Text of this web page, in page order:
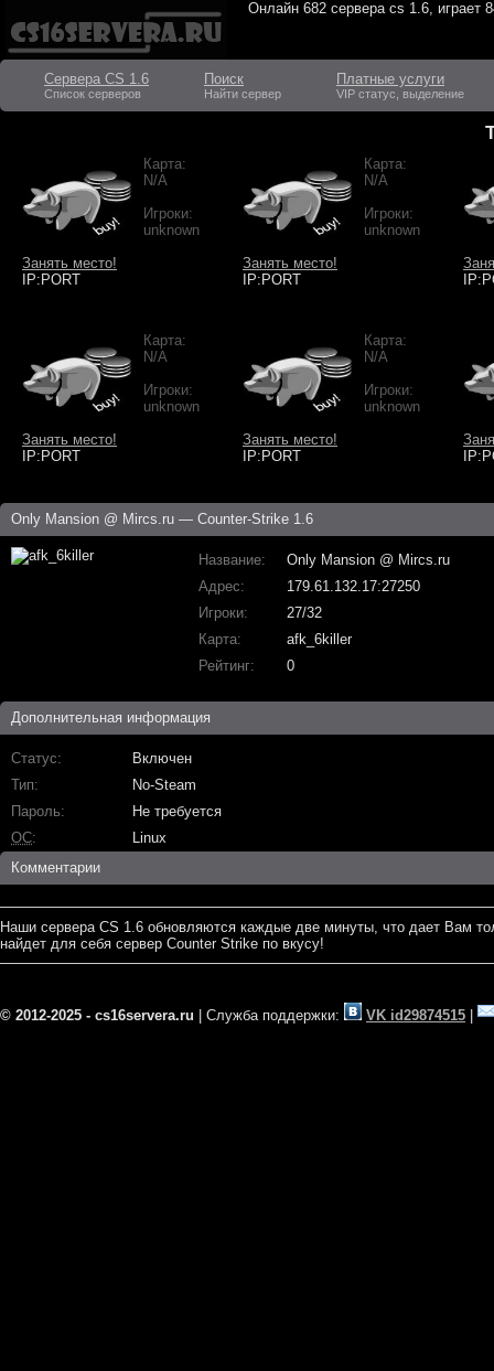
Онлайн 682 сервера cs 1.6, играет
Сервера CS 1.6
Список серверов
Поиск
Найти сервер
Платные услуги
VIP статус, выделение
Карта:
N/A
Игроки:
unknown
Занять место!
IP:PORT
Карта:
N/A
Игроки:
unknown
Занять место!
IP:PORT
Карта:
N/A
Игроки:
unknown
Занять место!
IP:PORT
Карта:
N/A
Игроки:
unknown
Занять место!
IP:PORT
Only Mansion @ Mircs.ru — Counter-Strike 1.6
Название
Only Mansion @ Mircs.ru
Адрес
179.61.132.17:27250
Игроки
27/32
Карта
afk_6killer
Рейтинг
0
Дополнительная информация
Статус
Включен
Тип
No-Steam
Пароль
Не требуется
ОС
Linux
Комментарии
Наши сервера CS 1.6 обновляются каждые две минуты, что дает Вам
найдет для себя сервер Counter Strike по вкусу!
© 2012-2025 - cs16servera.ru | Служба поддержки: VK id29874515